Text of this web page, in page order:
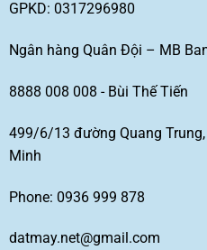
GPKD: 0317296980
Ngân hàng Quân Đội – MB
8888 008 008 - Bùi Thế Tiến
499/6/13 đường Quang Trung,
Minh
Phone: 0936 999 878
datmay.net@gmail.com